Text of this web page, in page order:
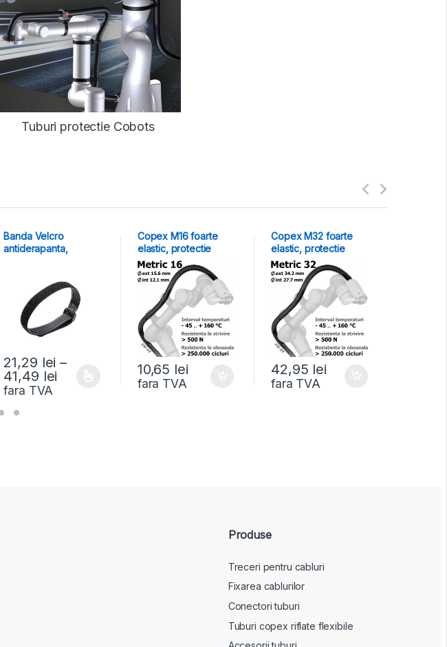
Tuburi protectie Cobots
Banda Velcro
antiderapanta,
21,29 lei –
41,49 lei
fara TVA
Copex M16 foarte
elastic, protectie
roboti colaborativi
10,65 lei
fara TVA
Copex M32 foarte
elastic, protectie
roboti colaborativi
42,95 lei
fara TVA
Produse
Treceri pentru cabluri
Fixarea cablurilor
Conectori tuburi
Tuburi copex riflate flexibile